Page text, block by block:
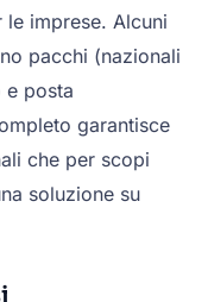
imprese. Alcuni
pacchi (nazionali
e posta
garantisce
che per scopi
soluzione su